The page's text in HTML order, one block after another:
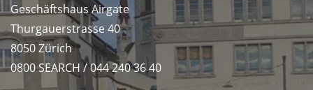
Geschäftshaus Airgate
Thurgauerstrasse 40
8050 Zürich
0800 SEARCH / 044 240 36 40